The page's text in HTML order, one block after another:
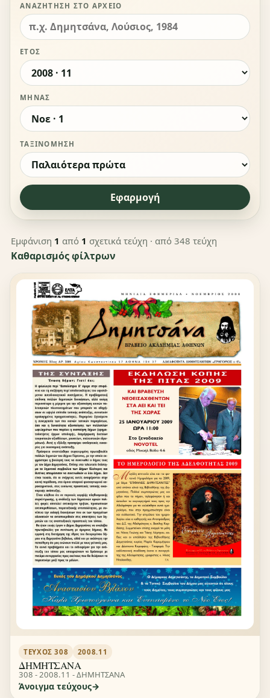
ΑΝΑΖΉΤΗΣΗ ΣΤΟ ΑΡΧΕΊΟ
ΈΤΟΣ
ΜΉΝΑΣ
ΤΑΞΙΝΌΜΗΣΗ
Εφαρμογή
Εμφάνιση 1 από 1 σχετικά τεύχη · από 348 τεύχη
Καθαρισμός φίλτρων
ΤΕΎΧΟΣ 308 2008.11
ΔΗΜΗΤΣΑΝΑ
308 - 2008.11 - ΔΗΜΗΤΣΑΝΑ
Άνοιγμα τεύχους